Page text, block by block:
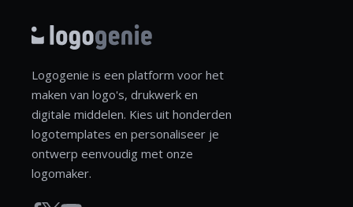
Logogenie is een platform voor het
maken van logo's, drukwerk en
digitale middelen. Kies uit honderden
logotemplates en personaliseer je
ontwerp eenvoudig met onze
logomaker.